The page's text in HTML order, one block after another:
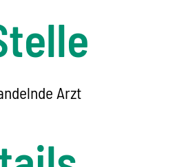
Arzt